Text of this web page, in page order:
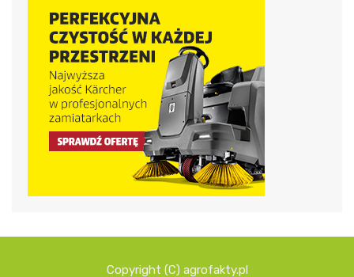
Copyright (C) agrofakty.pl